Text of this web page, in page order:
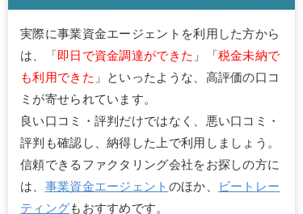
実際に事業資金エージェントを利用した方から
は、「即日で資金調達ができた 」「税金未納で
も利用できた 」といったような、高評価の口コ
ミが寄せられています。
良い口コミ・評判だけではなく、悪い口コミ・
評判も確認し、納得した上で利用しましょう。
信頼できるファクタリング会社をお探しの方に
は、 事業資金エージェントのほか、
ビートレー
ティングもおすすめです。